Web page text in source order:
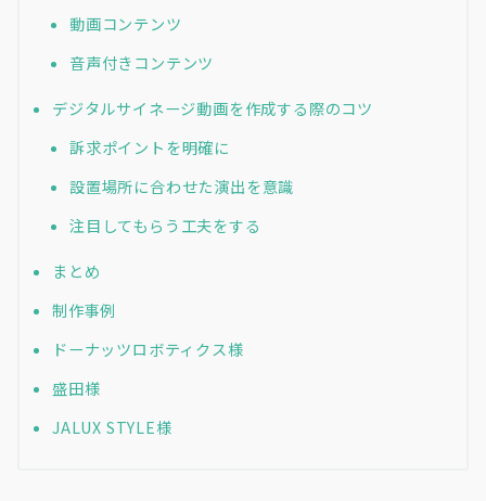
動画コンテンツ
音声付きコンテンツ
デジタルサイネージ動画を作成する際のコツ
訴求ポイントを明確に
設置場所に合わせた演出を意識
注目してもらう工夫をする
まとめ
制作事例
ドーナッツロボティクス様
盛田様
JALUX STYLE様